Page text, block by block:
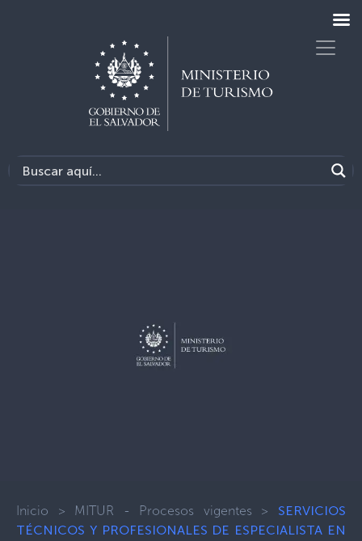
Inicio > MITUR - Procesos vigentes > SERVICIOS
TÉCNICOS Y PROFESIONALES DE ESPECIALISTA EN